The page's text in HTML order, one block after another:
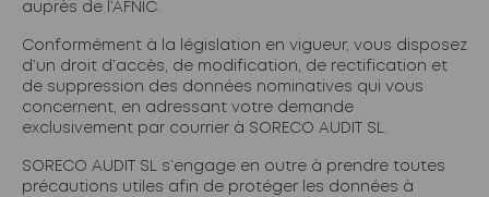
auprès de l’AFNIC.
Conformément à la législation en vigueur, vous disposez
d’un droit d’accès, de modification, de rectification et
de suppression des données nominatives qui vous
concernent, en adressant votre demande
exclusivement par courrier à SORECO AUDIT SL.
SORECO AUDIT SL s’engage en outre à prendre toutes
précautions utiles afin de protéger les données à